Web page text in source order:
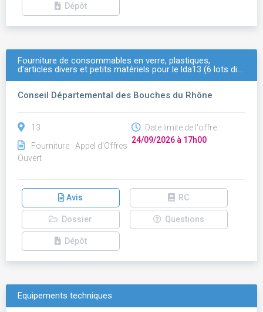
Dépôt
Fourniture de consommables en verre, plastiques,
d'articles divers et petits matériels pour le lda13 (6 lots di…
Conseil Départemental des Bouches du Rhône
13
Fourniture - Appel d'Offres
Ouvert
Date limite de l'offre :
24/09/2026 à 17h00
Avis RC
Dossier Questions
Dépôt
Equipements techniques